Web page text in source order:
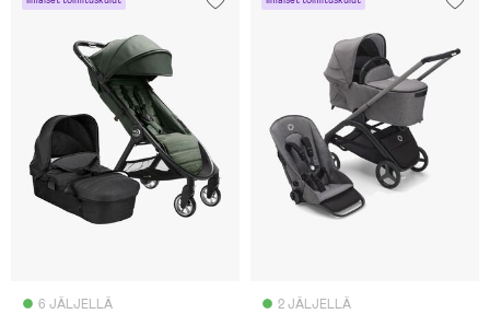
6 JÄLJELLÄ 2 JÄLJELLÄ